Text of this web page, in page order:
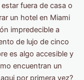
fuera de casa o
un hotel en Miami
impredecible a
de lujo de cinco
es algo accesible y
encuentran un
por primera vez?